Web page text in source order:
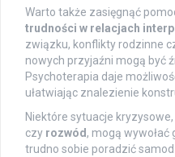
Warto także zasięgnąć
trudności w relacjach
związku, konflikty rodzinne
nowych przyjaźni mogą być
Psychoterapia daje
ułatwiając znalezienie
Niektóre sytuacje
czy rozwód, mogą wywołać
trudno sobie poradzić